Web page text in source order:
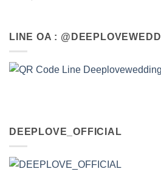
LINE OA :
DEEPLOVE_OFFICIAL